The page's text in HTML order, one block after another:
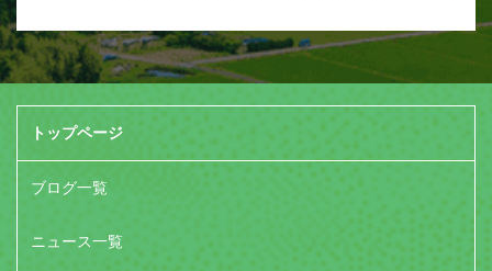
トップページ
ブログ一覧
ニュース一覧